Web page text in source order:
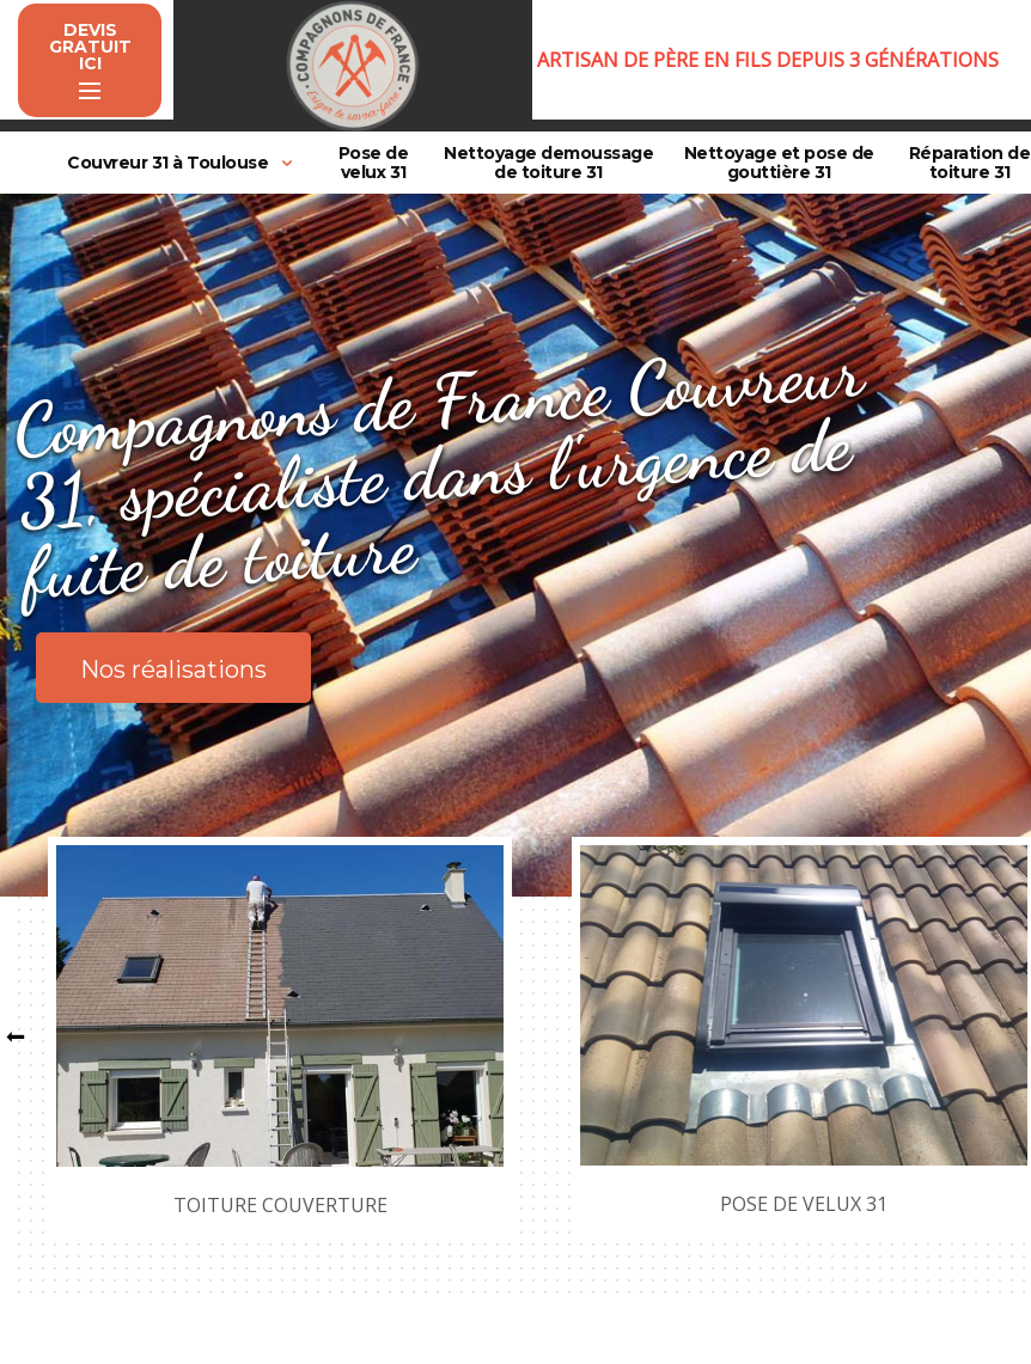
DEVIS
GRATUIT
ICI ARTISAN DE PÈRE EN FILS DEPUIS 3 GÉNÉRATIONS
Couvreur 31 à Toulouse
Pose de
velux 31
Nettoyage demoussage
de toiture 31
Nettoyage et pose de
gouttière 31
Réparation de
toiture 31
Co
mpagnons
de
France
Couvreur
31, spécialiste
dans l'urgence
de
fuite
de toiture
Nos réalisations
TOITURE COUVERTURE POSE DE VELUX 31